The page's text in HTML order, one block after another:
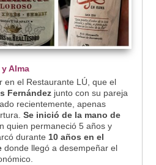
Alma
en el Restaurante LÚ, que el
Fernándezjunto con su pareja
recientemente, apenas
Se inició de la mano de
quien permaneció 5 años y
durante 10 años en el
donde llegó a desempeñar el